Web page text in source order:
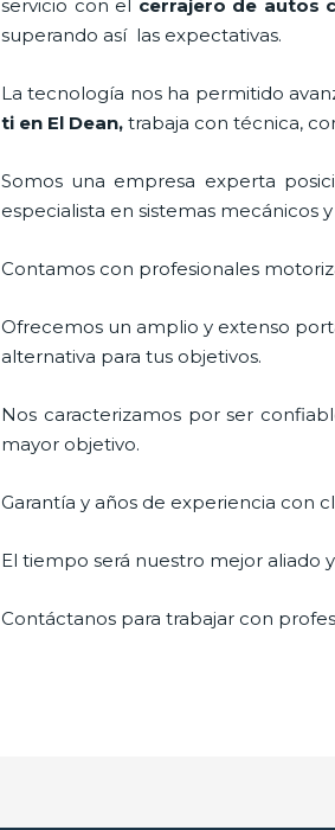
servicio con el cerrajero de autos
superando así las expectativas.
La tecnología nos ha permitido
ti en El Dean,trabaja con técnica,
Somos una empresa experta
especialista en sistemas mecánicos
Contamos con profesionales
Ofrecemos un amplio y extenso
alternativa para tus objetivos.
Nos caracterizamos por ser
mayor objetivo.
Garantía y años de experiencia con
El tiempo será nuestro mejor aliado
Contáctanos para trabajar con